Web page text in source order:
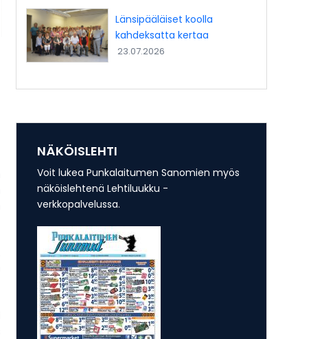
Länsipääläiset koolla
kahdeksatta kertaa
23.07.2026
NÄKÖISLEHTI
Voit lukea Punkalaitumen Sanomien myös
näköislehtenä Lehtiluukku -
verkkopalvelussa.